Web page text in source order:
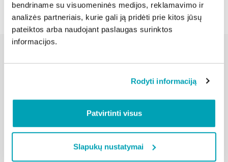
bendriname su visuomeninės medijos, reklamavimo ir
analizės partneriais, kurie gali ją pridėti prie kitos jūsų
pateiktos arba naudojant paslaugas surinktos
informacijos.
Rodyti informaciją
Patvirtinti visus
Slapukų nustatymai
Susijusios naujienos